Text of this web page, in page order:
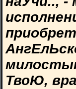
ТвоЮ,